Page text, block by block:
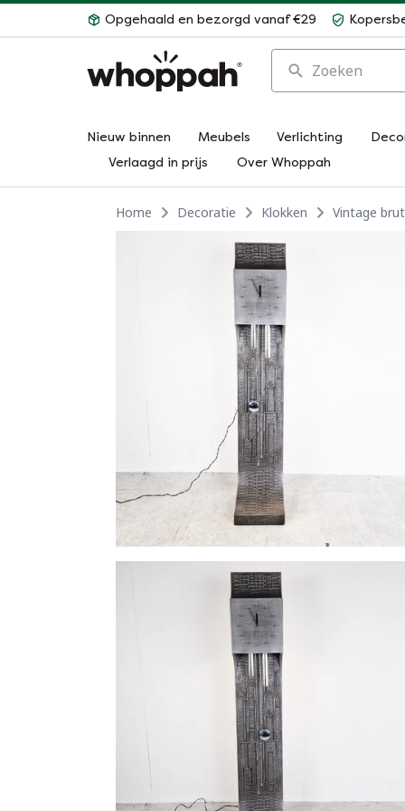
Opgehaald en bezorgd vanaf €29
Zoeken
Nieuw binnen Meubels Verlichting
Verlaagd in prijs
Over Whoppah
Home Decoratie Klokken Vintage